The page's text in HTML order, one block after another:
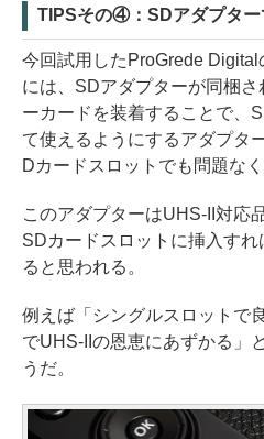
TIPSその④：SDアダプター
今回試用したProGrede
には、SDアダプターが同梱
ーカードを装着することで、
て使えるようにするアダプタ
Dカードスロットでも問題なく
このアダプターはUHS-II対応
SDカードスロットに挿入す
ると思われる。
例えば「シングルスロットで
でUHS-IIの恩恵にあずかる」
うだ。